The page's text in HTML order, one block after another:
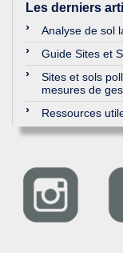
Les derniers
Analyse de sol
Guide Sites et
Sites et sols
mesures de
Ressources